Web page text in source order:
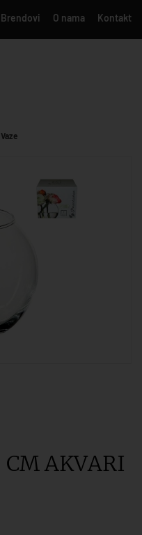
Brendovi O nama Kontakt
Vaze
CM AKVARI